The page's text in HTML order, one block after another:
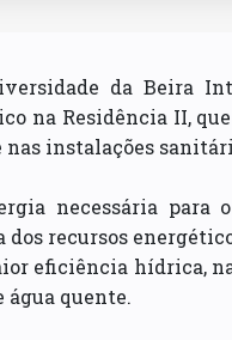
da Beira
na Residência II,
instalações
necessária para
recursos
eficiência hídrica,
água quente.